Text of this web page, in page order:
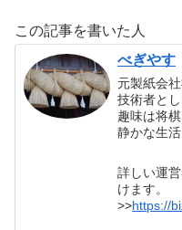
この記事を書いた人
べぎやす
元製紙会社
技術者と
趣味は将棋
静かな生
詳しい運
けます。
>>https://